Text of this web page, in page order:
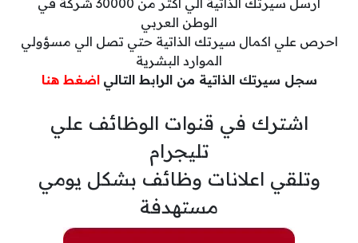
ارسل سيرتك الذاتية الي اكثر من 30000 شركة في
الوطن العربي
احرص علي اكمال سيرتك الذاتية حتي تصل الي مسؤولي
الموارد البشرية
سجل سيرتك الذاتية من الرابط التالي اضغط هنا
اشترك في قنوات الوظائف علي
تليجرام
وتلقي اعلانات وظائف بشكل يومي
مستهدفة